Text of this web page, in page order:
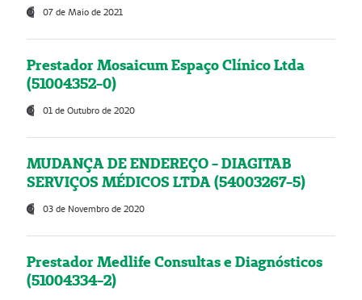
07 de Maio de 2021
Prestador Mosaicum Espaço Clínico Ltda
(51004352-0)
01 de Outubro de 2020
MUDANÇA DE ENDEREÇO - DIAGITAB
SERVIÇOS MÉDICOS LTDA (54003267-5)
03 de Novembro de 2020
Prestador Medlife Consultas e Diagnósticos
(51004334-2)